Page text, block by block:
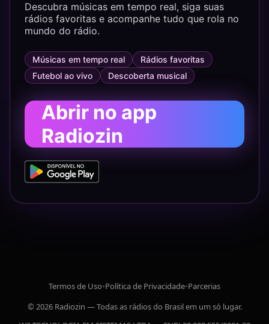
Descubra músicas em tempo real, siga suas
rádios favoritas e acompanhe tudo que rola no
mundo do rádio.
Músicas em tempo real
Rádios favoritas
Futebol ao vivo
Descoberta musical
Abrir no app
Radiozin
Termos de Uso•Política de Privacidade•Parcerias
© 2026 Radiozin — Todas as rádios do Brasil em um só lugar.